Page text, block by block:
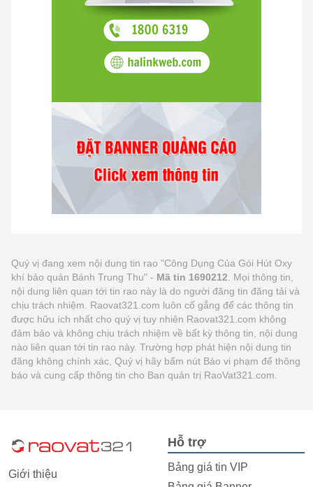
Quý vị đang xem nội dung tin rao "Công Dụng Của Gói Hút Oxy
khí bảo quản Bánh Trung Thu" - Mã tin 1690212 . Mọi thông tin,
nội dung liên quan tới tin rao này là do người đăng tin đăng tải và
chịu trách nhiệm. Raovat321.com luôn cố gắng để các thông tin
được hữu ích nhất cho quý vị tuy nhiên Raovat321.com không
đảm bảo và không chịu trách nhiệm về bất kỳ thông tin, nội dung
nào liên quan tới tin rao này. Trường hợp phát hiện nội dung tin
đăng không chính xác, Quý vị hãy bấm nút Báo vi phạm để thông
báo và cung cấp thông tin cho Ban quản trị RaoVat321.com.
Giới thiệu
Hỗ trợ
Bảng giá tin VIP